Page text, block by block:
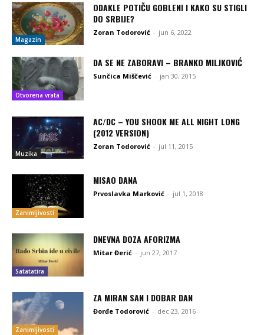
Magazin
ODAKLE POTIČU GOBLENI I KAKO SU STIGLI
DO SRBIJE?
Zoran Todorović - jun 6, 2022
Otvorena vrata
DA SE NE ZABORAVI – BRANKO MILJKOVIĆ
Sunčica Miščević - jan 30, 2015
Muzika
AC/DC – YOU SHOOK ME ALL NIGHT LONG
(2012 VERSION)
Zoran Todorović - jul 11, 2015
Zanimljivosti
MISAO DANA
Prvoslavka Marković - jul 1, 2018
Satatatira
DNEVNA DOZA AFORIZMA
Mitar Đerić - jun 27, 2017
Zanimljivosti
ZA MIRAN SAN I DOBAR DAN
Đorđe Todorović - dec 23, 2016